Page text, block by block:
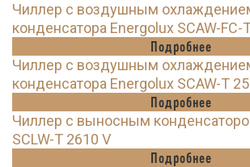
Чиллер с воздушным
конденсатора Energolux SCAW-FC-
Подробнее
Чиллер с воздушным
конденсатора Energolux SCAW-T
Подробнее
Чиллер с выносным
SCLW-T 2610 V
Подробнее